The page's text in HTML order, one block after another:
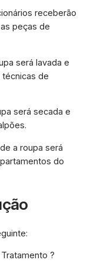
receberão
peças de
será lavada e
de
será secada e
a roupa será
do
?